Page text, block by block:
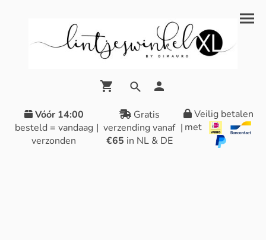
Vóór 14:00
besteld = vandaag
verzonden
|
Gratis
verzending vanaf
€65 in NL & DE
|
Veilig betalen
met